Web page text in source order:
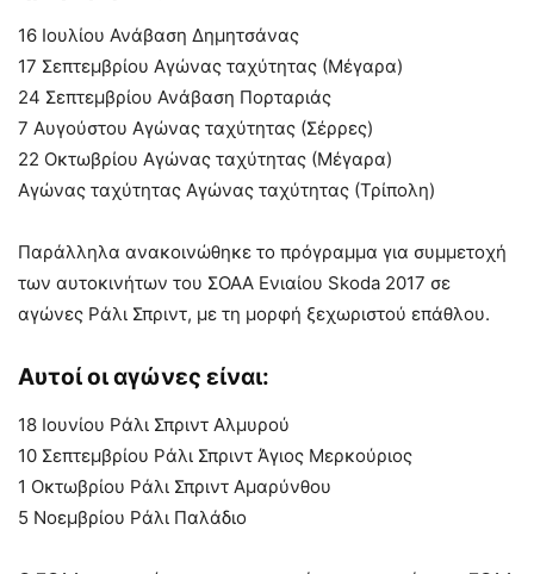
16 Ιουλίου Ανάβαση Δημητσάνας
17 Σεπτεμβρίου Αγώνας ταχύτητας (Μέγαρα)
24 Σεπτεμβρίου Ανάβαση Πορταριάς
7 Αυγούστου Αγώνας ταχύτητας (Σέρρες)
22 Οκτωβρίου Αγώνας ταχύτητας (Μέγαρα)
Αγώνας ταχύτητας Αγώνας ταχύτητας (Τρίπολη)
Παράλληλα ανακοινώθηκε το πρόγραμμα για συμμετοχή
των αυτοκινήτων του ΣΟΑΑ Ενιαίου Skoda 2017 σε
αγώνες Ράλι Σπριντ, με τη μορφή ξεχωριστού επάθλου.
Αυτοί οι αγώνες είναι:
18 Ιουνίου Ράλι Σπριντ Αλμυρού
10 Σεπτεμβρίου Ράλι Σπριντ Άγιος Μερκούριος
1 Οκτωβρίου Ράλι Σπριντ Αμαρύνθου
5 Νοεμβρίου Ράλι Παλάδιο